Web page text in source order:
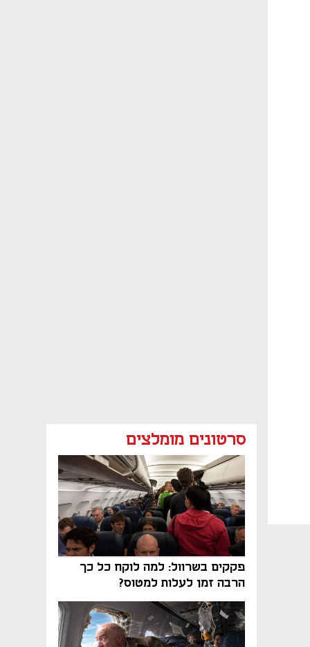
סרטונים מומלצים
פקקים בשרוול: למה לוקח כל כך
הרבה זמן לעלות למטוס?